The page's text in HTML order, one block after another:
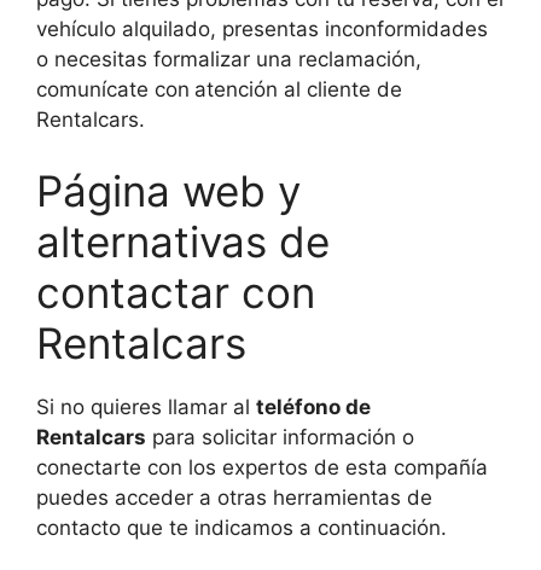
vehículo alquilado, presentas inconformidades
o necesitas formalizar una reclamación,
comunícate con atención al cliente de
Rentalcars.
Página web y
alternativas de
contactar con
Rentalcars
Si no quieres llamar al teléfono de
Rentalcars para solicitar información o
conectarte con los expertos de esta compañía
puedes acceder a otras herramientas de
contacto que te indicamos a continuación.